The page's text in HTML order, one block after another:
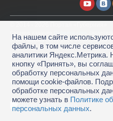
67908 выдано 06.12.2016 Федеральной
информационных технологий и массовых
Учредитель: ООО «Губерния Он-лайн»
Главный редактор: Гатаулина А.С.
Телефон редакции: (4212) 45-88-45,
portal@gubernia.com
18+
На нашем сайте
файлы, в том числе
аналитики Яндекс.Метрика.
кнопку «Принять», вы
обработку персональных
помощи cookie-файлов.
обработке персональных
можете узнать в Политике
персональных данных.